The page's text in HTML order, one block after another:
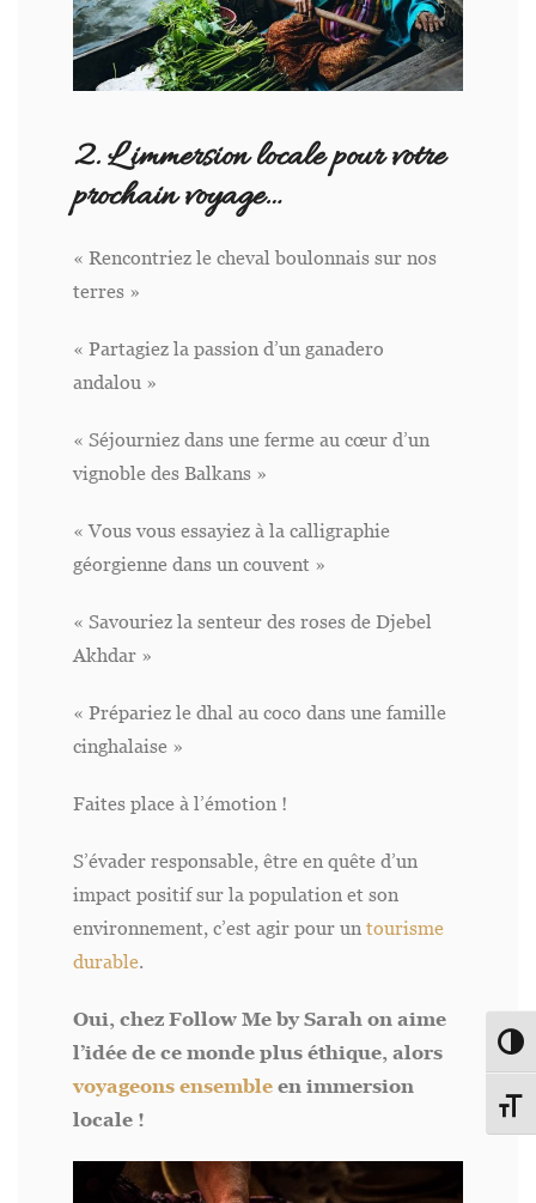
2. L’immersion locale pour votre
prochain voyage…
« Rencontriez le cheval boulonnais sur nos
terres »
« Partagiez la passion d’un ganadero
andalou »
« Séjourniez dans une ferme au cœur d’un
vignoble des Balkans »
« Vous vous essayiez à la calligraphie
géorgienne dans un couvent »
« Savouriez la senteur des roses de Djebel
Akhdar »
« Prépariez le dhal au coco dans une famille
cinghalaise »
Faites place à l’émotion !
S’évader responsable, être en quête d’un
impact positif sur la population et son
environnement, c’est agir pour un tourisme
durable.
Oui, chez Follow Me by Sarah on aime
l’idée de ce monde plus éthique, alors
voyageons ensemble en immersion
locale !